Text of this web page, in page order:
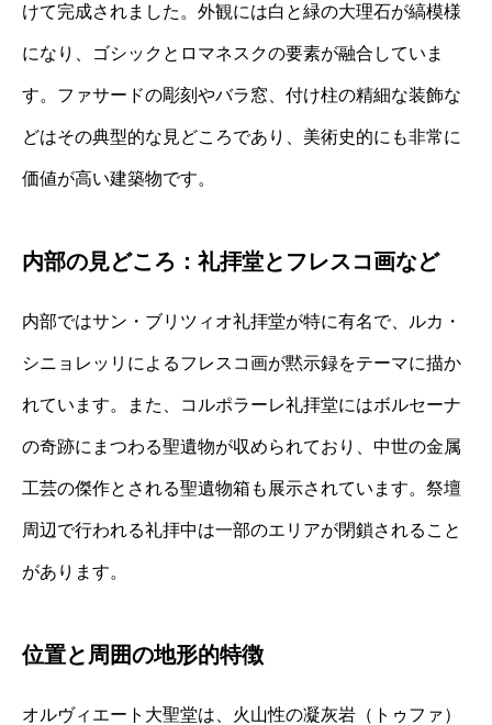
けて完成されました。外観には白と緑の大理石が縞模様
になり、ゴシックとロマネスクの要素が融合していま
す。ファサードの彫刻やバラ窓、付け柱の精細な装飾な
どはその典型的な見どころであり、美術史的にも非常に
価値が高い建築物です。
内部の見どころ：礼拝堂とフレスコ画など
内部ではサン・ブリツィオ礼拝堂が特に有名で、ルカ・
シニョレッリによるフレスコ画が黙示録をテーマに描か
れています。また、コルポラーレ礼拝堂にはボルセーナ
の奇跡にまつわる聖遺物が収められており、中世の金属
工芸の傑作とされる聖遺物箱も展示されています。祭壇
周辺で行われる礼拝中は一部のエリアが閉鎖されること
があります。
位置と周囲の地形的特徴
オルヴィエート大聖堂は、火山性の凝灰岩（トゥファ）